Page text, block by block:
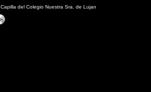
Capilla del Colegio Nuestra Sra. de Lujan